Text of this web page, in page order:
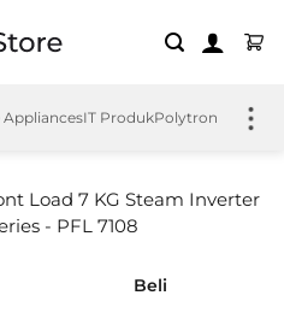
IT ProdukPolytron EV
Load 7 KG Steam Inverter
- PFL 7108
Beli